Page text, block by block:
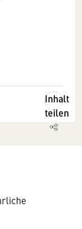
Inhalt
teilen